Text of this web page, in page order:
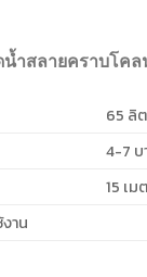
น้ำสลายคราบโคล
65 ลิ
4-7 บ
15 เม
าน